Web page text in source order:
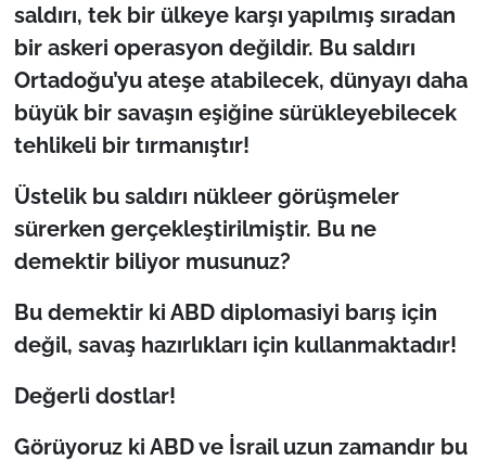
saldırı, tek bir ülkeye karşı yapılmış sıradan
bir askeri operasyon değildir. Bu saldırı
Ortadoğu’yu ateşe atabilecek, dünyayı daha
büyük bir savaşın eşiğine sürükleyebilecek
tehlikeli bir tırmanıştır!
Üstelik bu saldırı nükleer görüşmeler
sürerken gerçekleştirilmiştir. Bu ne
demektir biliyor musunuz?
Bu demektir ki ABD diplomasiyi barış için
değil, savaş hazırlıkları için kullanmaktadır!
Değerli dostlar!
Görüyoruz ki ABD ve İsrail uzun zamandır bu
Genel-A
Gündem-Eğitim